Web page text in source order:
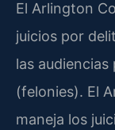
El Arlington
juicios por
las
(felonies). El
maneja los